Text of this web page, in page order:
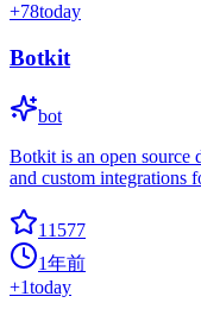
+78today
Botkit
bot
Botkit is an open source
and custom integrations
11577
1年前
+1today